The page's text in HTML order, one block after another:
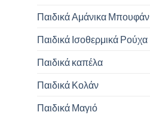
Παιδικά Αμάνικα Μπουφάν
Παιδικά Ισοθερμικά Ρούχα
Παιδικά καπέλα
Παιδικά Κολάν
Παιδικά Μαγιό